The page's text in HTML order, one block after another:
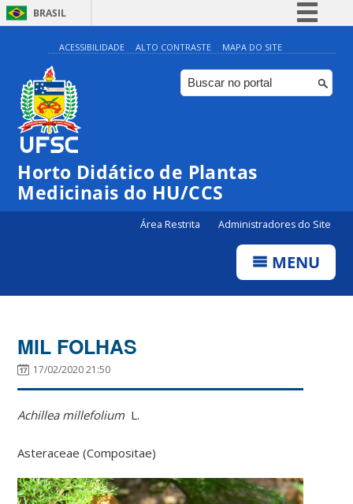
BRASIL
Simplifique!
Comunica BR
Participe
Canais
ACESSIBILIDADE ALTO CONTRASTE MAPA DO SITE
Horto Didático de Plantas
Medicinais do HU/CCS
Área Restrita Administradores do Site
MENU
MIL FOLHAS
17/02/2020 21:50
Achillea millefolium L.
Asteraceae (Compositae)